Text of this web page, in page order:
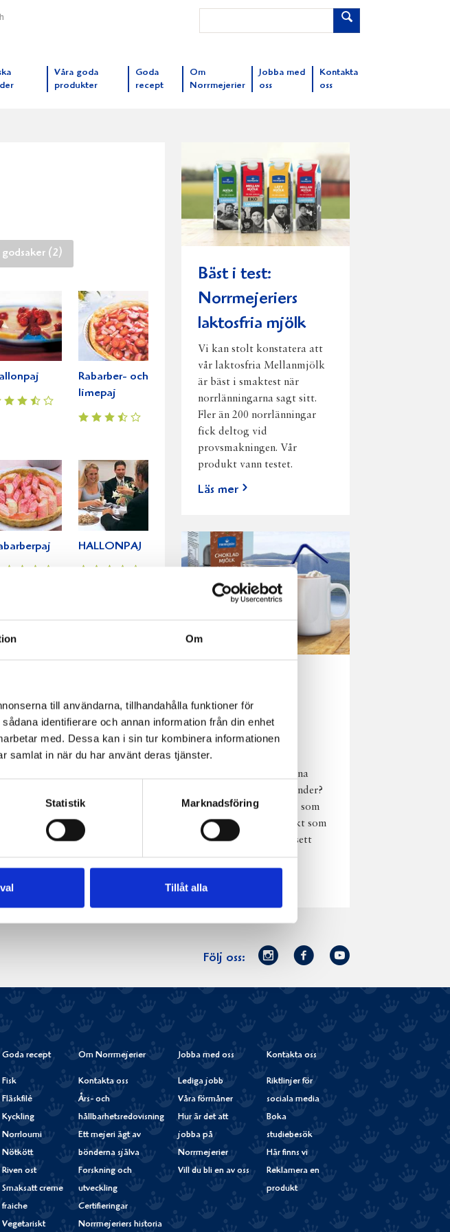
Om
till användarna, tillhandahålla funktioner för
identifierare och annan information från din enhet
med. Dessa kan i sin tur kombinera informationen
samlat in när du har använt deras tjänster.
Statistik Marknadsföring
Tillåt alla
Våra goda
produkter
Goda
recept
Om
Norrmejerier
Jobba med
oss
Kontakta
oss
(2)
Rabarber- och
limepaj
HALLONPAJ
Bäst i test:
Norrmejeriers
laktosfria mjölk
Vi kan stolt konstatera att
vår laktosfria Mellanmjölk
är bäst i smaktest när
norrlänningarna sagt sitt.
Fler än 200 norrlänningar
fick deltog vid
provsmakningen. Vår
produkt vann testet.
Läs mer
njutning i alla
väder
Har du provat
chokladmjölk från dina
norrländska mjölkbönder?
Den är lika god varm som
kall och passar perfekt som
vardagsnjutning oavsett
väder, året om.
Läs mer
Följ oss:
Norrmejerier
Instagram
Facebook
Youtube
Goda recept
Fisk
Fläskfilé
Kyckling
Norrloumi
Nötkött
Riven ost
Smaksatt creme
fraiche
Vegetariskt
Om Norrmejerier
Kontakta oss
Års- och
hållbarhetsredovisning
Ett mejeri ägt av
bönderna själva
Forskning och
utveckling
Certifieringar
Norrmejeriers historia
Jobba med oss
Lediga jobb
Våra förmåner
Hur är det att
jobba på
Norrmejerier
Vill du bli en av oss
Kontakta oss
Riktlinjer för
sociala media
Boka
studiebesök
Här finns vi
Reklamera en
produkt